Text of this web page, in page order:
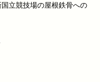
立競技場の屋根鉄骨への